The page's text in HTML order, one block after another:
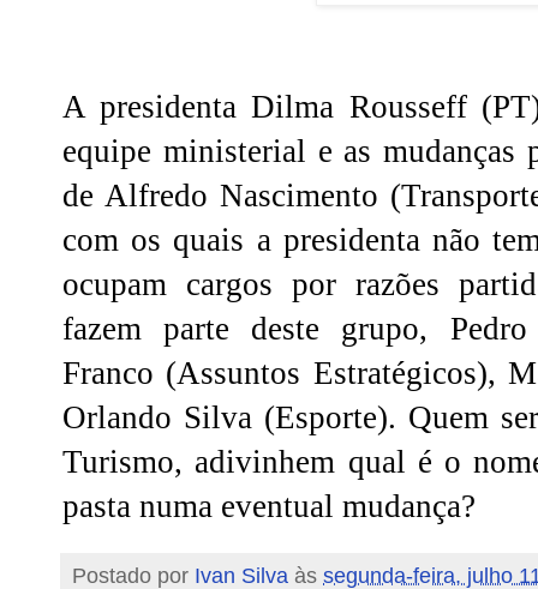
A presidenta Dilma Rousseff
equipe ministerial e as mudanças
de Alfredo Nascimento
com os quais a presidenta não
ocupam cargos por razões
fazem parte deste grupo,
Franco (Assuntos Estratégicos),
Orlando Silva (Esporte). Quem
Turismo, adivinhem qual é o
pasta numa eventual mudança?
Postado por Ivan Silva às segunda-feira, julho